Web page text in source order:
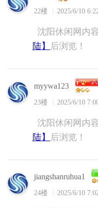
22楼 2025/6/10
沈阳休闲网内
陆】
后浏览！
myywa123
23楼 2025/6/10
沈阳休闲网内
陆】
后浏览！
jiangshanruhua1
24楼 2025/6/10